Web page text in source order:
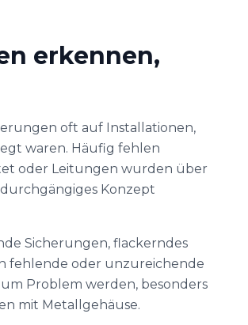
erkennen,
oft auf Installationen,
waren. Häufig fehlen
oder Leitungen wurden über
Konzept
Sicherungen, flackerndes
fehlende oder unzureichende
Problem werden, besonders
mit Metallgehäuse.